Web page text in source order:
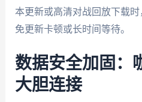
本更新或高清对战回放下载
免更新卡顿或长时间等待。
数据安全加固：
大胆连接